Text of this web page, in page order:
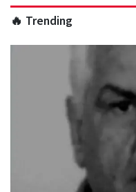
🔥 Trending